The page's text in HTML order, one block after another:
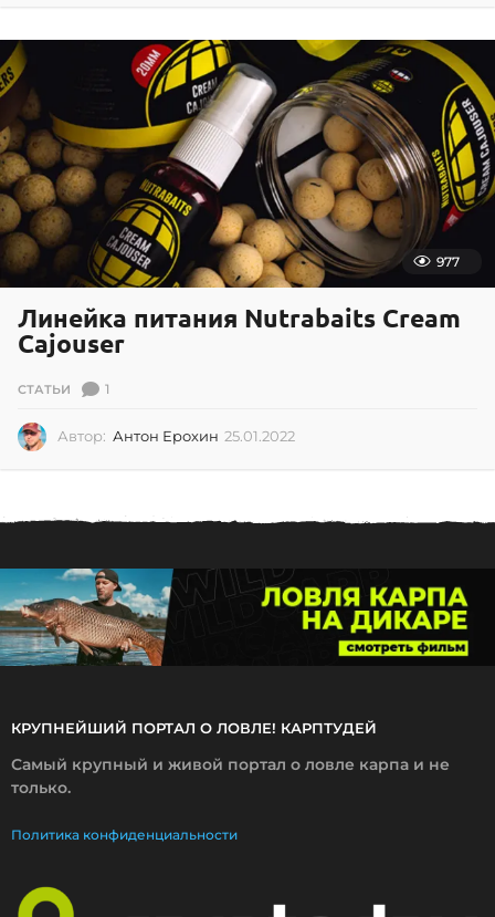
1
2
.
2
0
8
977
Линейка питания Nutrabaits Cream
Cajouser
СТАТЬИ 1
Автор: Антон Ерохин 25.01.2022
1
0
2
КРУПНЕЙШИЙ ПОРТАЛ О ЛОВЛЕ! КАРПТУДЕЙ
Самый крупный и живой портал о ловле карпа и не
только.
Политика конфиденциальности